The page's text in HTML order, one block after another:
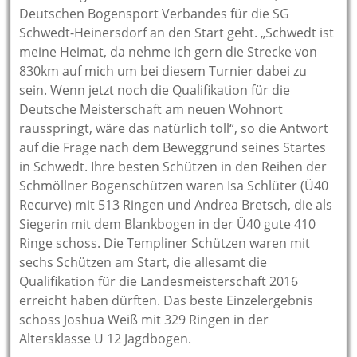
Deutschen Bogensport Verbandes für die SG
Schwedt-Heinersdorf an den Start geht. „Schwedt ist
meine Heimat, da nehme ich gern die Strecke von
830km auf mich um bei diesem Turnier dabei zu
sein. Wenn jetzt noch die Qualifikation für die
Deutsche Meisterschaft am neuen Wohnort
rausspringt, wäre das natürlich toll“, so die Antwort
auf die Frage nach dem Beweggrund seines Startes
in Schwedt. Ihre besten Schützen in den Reihen der
Schmöllner Bogenschützen waren Isa Schlüter (Ü40
Recurve) mit 513 Ringen und Andrea Bretsch, die als
Siegerin mit dem Blankbogen in der Ü40 gute 410
Ringe schoss. Die Templiner Schützen waren mit
sechs Schützen am Start, die allesamt die
Qualifikation für die Landesmeisterschaft 2016
erreicht haben dürften. Das beste Einzelergebnis
schoss Joshua Weiß mit 329 Ringen in der
Altersklasse U 12 Jagdbogen.